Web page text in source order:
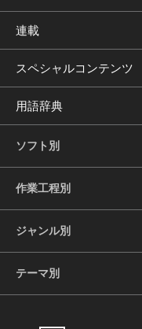
連載
スペシャルコンテンツ
用語辞典
ソフト別
作業工程別
ジャンル別
テーマ別